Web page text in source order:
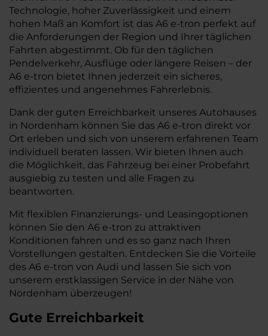
Technologie, hoher Zuverlässigkeit und einem
hohen Maß an Komfort ist das A6 e-tron perfekt auf
die Anforderungen der Region und Ihrer täglichen
Fahrten abgestimmt. Ob für den täglichen
Pendelverkehr, Ausflüge oder längere Reisen – der
A6 e-tron bietet Ihnen jederzeit ein sicheres,
effizientes und angenehmes Fahrerlebnis.
Dank der guten Erreichbarkeit unseres Autohauses
in Nordenham können Sie das A6 e-tron direkt vor
Ort erleben und sich von unserem erfahrenen Team
individuell beraten lassen. Wir bieten Ihnen auch
die Möglichkeit, das Fahrzeug bei einer Probefahrt
ausgiebig zu testen und alle Fragen zu
beantworten.
Mit flexiblen Finanzierungs- und Leasingoptionen
können Sie den A6 e-tron zu attraktiven
Konditionen fahren und es so ganz nach Ihren
Vorstellungen gestalten. Entdecken Sie die Vorteile
des A6 e-tron von Audi und lassen Sie sich von
unserem erstklassigen Service in der Nähe von
Nordenham überzeugen!
Gute Erreichbarkeit